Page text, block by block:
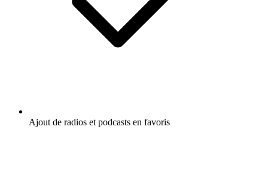
Ajout de radios et podcasts en favoris